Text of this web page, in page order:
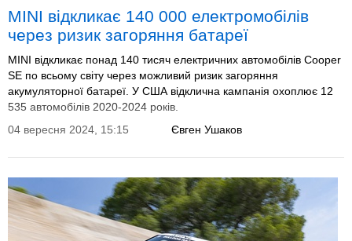
MINI відкликає 140 000 електромобілів
через ризик загоряння батареї
MINI відкликає понад 140 тисяч електричних автомобілів Cooper
SE по всьому світу через можливий ризик загоряння
акумуляторної батареї. У США відклична кампанія охоплює 12
535 автомобілів 2020-2024 років.
Євген Ушаков
04 вересня 2024, 15:15